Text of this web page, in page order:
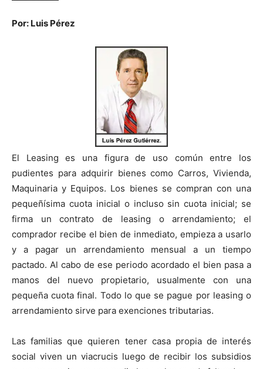
Por: Luis Pérez
El Leasing es una figura de uso común entre los
pudientes para adquirir bienes como Carros, Vivienda,
Maquinaria y Equipos. Los bienes se compran con una
pequeñísima cuota inicial o incluso sin cuota inicial; se
firma un contrato de leasing o arrendamiento; el
comprador recibe el bien de inmediato, empieza a usarlo
y a pagar un arrendamiento mensual a un tiempo
pactado. Al cabo de ese periodo acordado el bien pasa a
manos del nuevo propietario, usualmente con una
pequeña cuota final. Todo lo que se pague por leasing o
arrendamiento sirve para exenciones tributarias.
Las familias que quieren tener casa propia de interés
social viven un viacrucis luego de recibir los subsidios